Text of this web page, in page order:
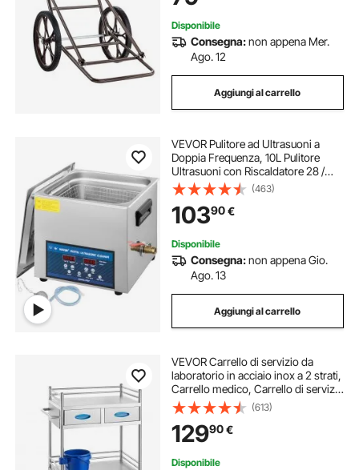
Escursionismo
Disponibile
Consegna:non appena Mer.
Ago. 12
Aggiungi al carrello
VEVOR Pulitore ad Ultrasuoni a
Doppia Frequenza, 10L Pulitore
Ultrasuoni con Riscaldatore 28 /
40KHz, Macchina per la Pulizia in
Acciaio Inossidabile, per Parti di
Gioielli, Occhiali, Denture ecc.
(463)
10390€
Disponibile
Consegna:non appena Gio.
Ago. 13
Aggiungi al carrello
VEVOR Carrello di servizio da
laboratorio in acciaio inox a 2 strati,
Carrello medico, Carrello di servizio
dentale con ruote bloccabili e
secchio, per laboratorio, ospedale,
uso dentale
(613)
12990€
Disponibile